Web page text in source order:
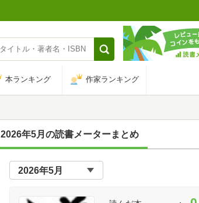
本ランキング 作家ランキング
2026年5月の読書メーターまとめ